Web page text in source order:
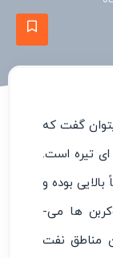
گفت که
ای تیره است.
بوده و
ها می‌­
مناطق نفت